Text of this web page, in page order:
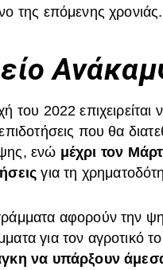
της επόμενης χρονιάς.
του 2022 επιχειρείται
που θα
ενώ μέχρι τον
για τη
αφορούν την
για τον αγροτικό
να υπάρξουν